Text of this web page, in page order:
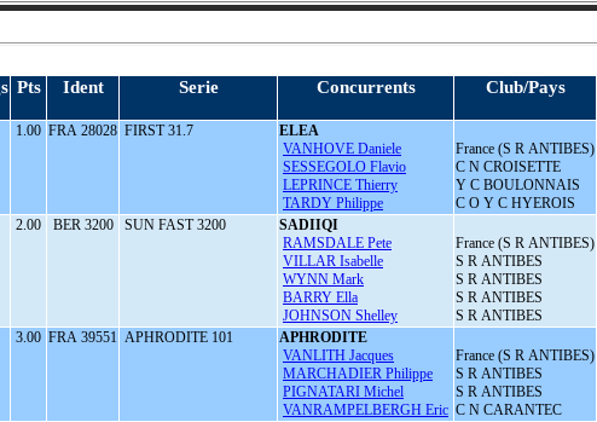
Pts Ident Serie Concurrents Club/Pays
1.00 FRA 28028 FIRST 31.7
ELEA
VANHOVE Daniele
SESSEGOLO Flavio
LEPRINCE Thierry
TARDY Philippe
France (S R ANTIBES)
C N CROISETTE
Y C BOULONNAIS
C O Y C HYEROIS
2.00 BER 3200 SUN FAST 3200
SADIIQI
RAMSDALE Pete
VILLAR Isabelle
WYNN Mark
BARRY Ella
JOHNSON Shelley
France (S R ANTIBES)
S R ANTIBES
S R ANTIBES
S R ANTIBES
S R ANTIBES
3.00 FRA 39551 APHRODITE 101
APHRODITE
VANLITH Jacques
MARCHADIER Philippe
PIGNATARI Michel
VANRAMPELBERGH Eric
France (S R ANTIBES)
S R ANTIBES
S R ANTIBES
C N CARANTEC